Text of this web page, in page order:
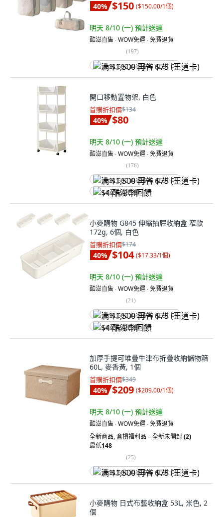
40% $150 ($150.00/1個)
明天 8/10 (一) 預計送達
酷澎直售 ∙ WOW免運 ∙ 免費退貨
(197)
满 $1,500 再省 $75 (王道卡)
開口移動置物架, 白色
首購折扣價$134
40% $80
明天 8/10 (一) 預計送達
酷澎直售 ∙ WOW免運 ∙ 免費退貨
(176)
满 $1,500 再省 $75 (王道卡)
$4 酷澎幣回饋
小麥購物 G845 伸縮抽屜收納盒 窄款
172g, 6個, 白色
首購折扣價$174
40% $104 ($17.33/1個)
明天 8/10 (一) 預計送達
酷澎直售 ∙ WOW免運 ∙ 免費退貨
(21)
满 $1,500 再省 $75 (王道卡)
$4 酷澎幣回饋
加厚手提可堆疊牛津布折疊收納儲物箱
60L, 麥香黃, 1個
首購折扣價$349
40% $209 ($209.00/1個)
明天 8/10 (一) 預計送達
酷澎直售 ∙ WOW免運 ∙ 免費退貨
全新商品,盒損福利品 – 全新未開封(2)
最低148
(25)
满 $1,500 再省 $75 (王道卡)
小麥購物 日式布藝收納盒 53L, 米色, 2
個